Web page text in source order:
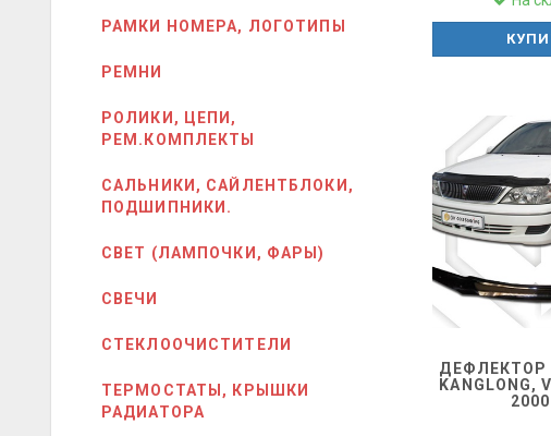
РАМКИ НОМЕРА, ЛОГОТИПЫ
РЕМНИ
РОЛИКИ, ЦЕПИ,
РЕМ.КОМПЛЕКТЫ
САЛЬНИКИ, САЙЛЕНТБЛОКИ,
ПОДШИПНИКИ.
СВЕТ (ЛАМПОЧКИ, ФАРЫ)
СВЕЧИ
СТЕКЛООЧИСТИТЕЛИ
ТЕРМОСТАТЫ, КРЫШКИ
РАДИАТОРА
ДЕФЛЕКТОР
KANGLONG,